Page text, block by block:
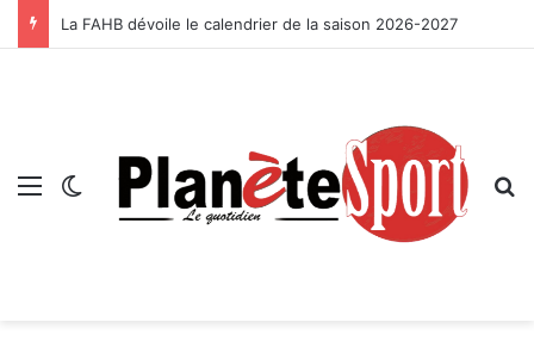
La FAHB dévoile le calendrier de la saison 2026-2027
Menu Switch skin